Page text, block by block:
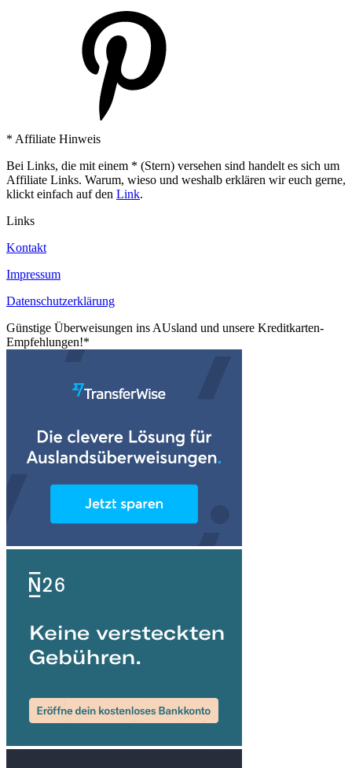
* Affiliate Hinweis
Bei Links, die mit einem * (Stern) versehen sind handelt es sich um
Affiliate Links. Warum, wieso und weshalb erklären wir euch gerne,
klickt einfach auf den Link.
Links
Kontakt
Impressum
Datenschutzerklärung
Günstige Überweisungen ins AUsland und unsere Kreditkarten-
Empfehlungen!*